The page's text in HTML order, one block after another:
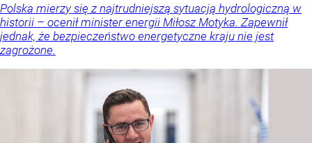
Polska mierzy się z najtrudniejszą sytuacją hydrologiczną w
historii – ocenił minister energii Miłosz Motyka. Zapewnił
jednak, że bezpieczeństwo energetyczne kraju nie jest
zagrożone.